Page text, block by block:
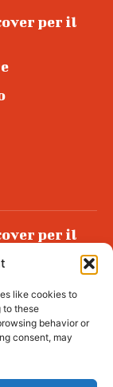
like cookies to
to these
behavior or
consent, may
per il
per il